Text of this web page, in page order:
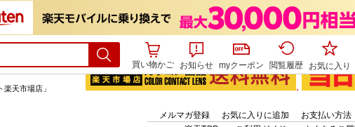
買い物かご お知らせ myクーポン 閲覧履歴 お気に入り